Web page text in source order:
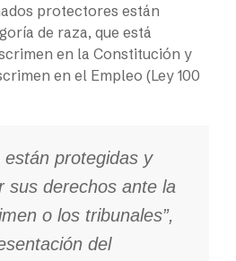
protectores están
de raza, que está
en la Constitución y
en el Empleo (Ley 100
están protegidas y
sus derechos ante la
o los tribunales”,
del